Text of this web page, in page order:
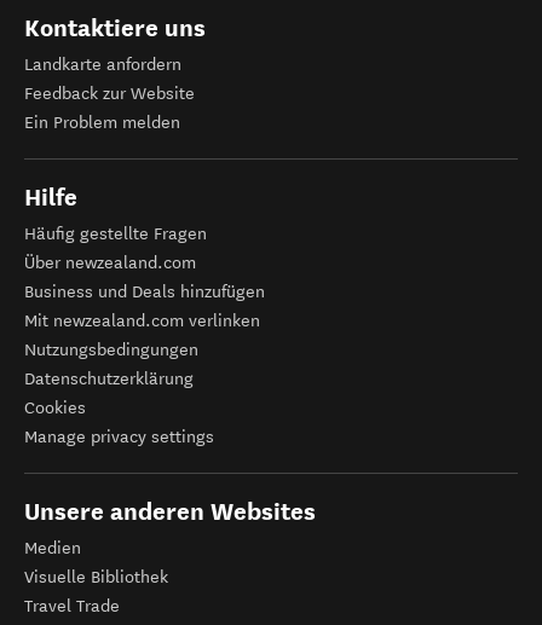
Kontaktiere uns
Landkarte anfordern
Feedback zur Website
Ein Problem melden
Hilfe
Häufig gestellte Fragen
Über newzealand.com
Business und Deals hinzufügen
Mit newzealand.com verlinken
Nutzungsbedingungen
Datenschutzerklärung
Cookies
Manage privacy settings
Unsere anderen Websites
Medien
Visuelle Bibliothek
Travel Trade